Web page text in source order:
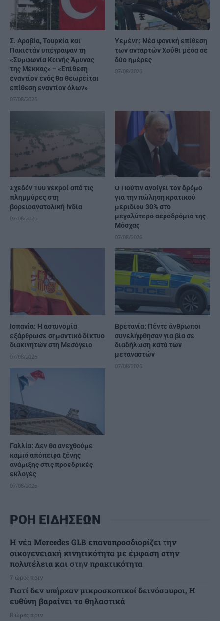
Σ. Αραβία, Τουρκία και
Πακιστάν υπέγραψαν τη
«Συμφωνία Κοινής Άμυνας
της Μέκκας» – «Επίθεση
εναντίον ενός θα θεωρείται
επίθεση εναντίον όλων»
07/08/2026
Υεμένη: Νέα φονική επίθεση
των ανταρτών Χούθι μέσα σε
δύο ημέρες
07/08/2026
Σχεδόν 100 νεκροί από τις
πλημμύρες στη
βορειοανατολική Ινδία
07/08/2026
Ο Πούτιν ανοίγει τον δρόμο
για την πώληση κρατικού
μεριδίου 30% στο
μεγαλύτερο αεροδρόμιο της
Μόσχας
07/08/2026
Ισπανία: Η αστυνομία
εξάρθρωσε σημαντικό δίκτυο
διακινητών στη Μεσόγειο
07/08/2026
Βρετανία: Πέντε άνθρωποι
συνελήφθησαν για βία σε
διαδήλωση κατά των
μεταναστών
07/08/2026
Γαλλία: Δεν θα ανεχθούμε
καμιά απόπειρα ξένης
ανάμιξης στις προεδρικές
εκλογές
07/08/2026
ΡΟΗ ΕΙΔΗΣΕΩΝ
Η νέα Mercedes GLB επαναπροσδιορίζει την
οικογενειακή κινητικότητα με έμφαση στην
πολυτέλεια και στην πρακτικότητα
7 ώρες πριν
Γιατί δεν υπήρχαν μικροσκοπικοί δεινόσαυροι; Η
ευθύνη βαραίνει τα θηλαστικά
8 ώρες πριν